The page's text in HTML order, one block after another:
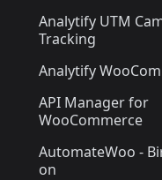
Analytify UTM
Tracking
Analytify
API Manager for
WooCommerce
AutomateWoo -
on